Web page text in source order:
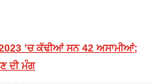
’ਚ ਕੱਢੀਆਂ ਸਨ 42 ਅਸਾਮੀਆਂ;
ਦੀ ਮੰਗ